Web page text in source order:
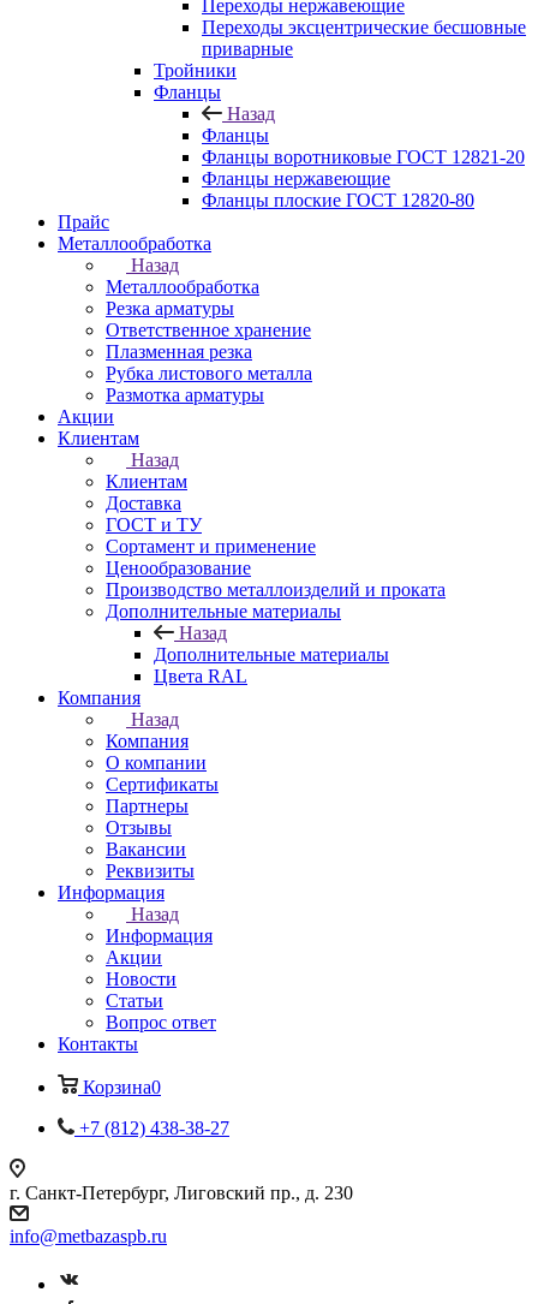
Переходы нержавеющие
Переходы эксцентрические бесшовные
приварные
Тройники
Фланцы
Назад
Фланцы
Фланцы воротниковые ГОСТ 12821-20
Фланцы нержавеющие
Фланцы плоские ГОСТ 12820-80
Прайс
Металлообработка
Назад
Металлообработка
Резка арматуры
Ответственное хранение
Плазменная резка
Рубка листового металла
Размотка арматуры
Акции
Клиентам
Назад
Клиентам
Доставка
ГОСТ и ТУ
Сортамент и применение
Ценообразование
Производство металлоизделий и проката
Дополнительные материалы
Назад
Дополнительные материалы
Цвета RAL
Компания
Назад
Компания
О компании
Сертификаты
Партнеры
Отзывы
Вакансии
Реквизиты
Информация
Назад
Информация
Акции
Новости
Статьи
Вопрос ответ
Контакты
Корзина0
+7 (812) 438-38-27
г. Санкт-Петербург, Лиговский пр., д. 230
info@metbazaspb.ru